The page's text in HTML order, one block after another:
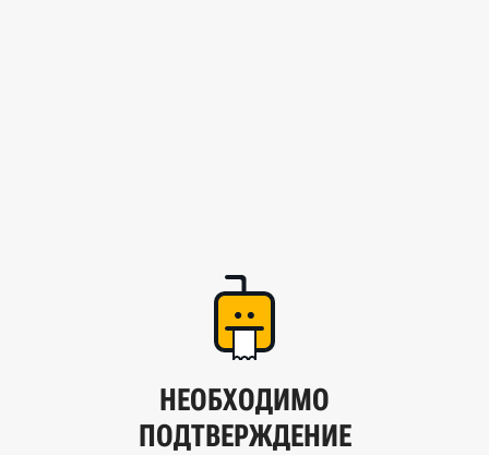
НЕОБХОДИМО
ПОДТВЕРЖДЕНИЕ